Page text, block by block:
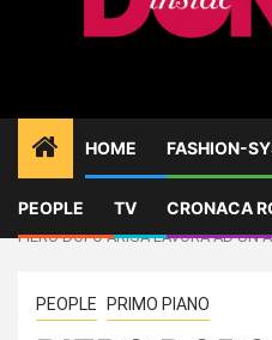
HOME FASHION-
PEOPLE TV CRONACA
Home
PEOPLE
PIERO DOPO ARISA LAVORA AD UN
PEOPLE PRIMO PIANO